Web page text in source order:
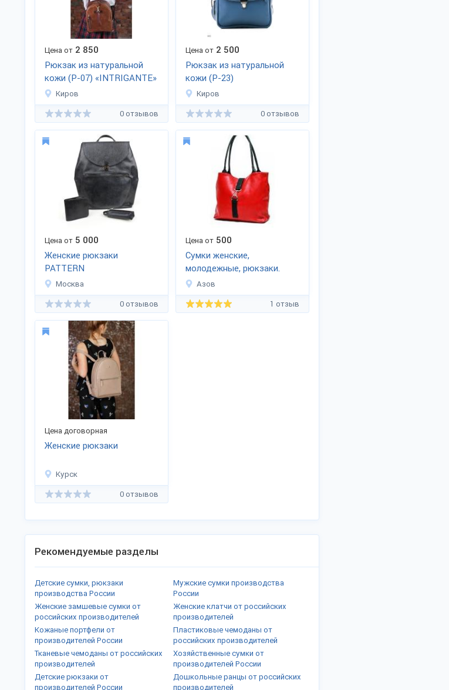
Цена от 2 850
Рюкзак из натуральной
кожи (Р-07) «INTRIGANTE»
Киров
0 отзывов
Цена от 2 500
Рюкзак из натуральной
кожи (Р-23)
Киров
0 отзывов
Цена от 5 000
Женские рюкзаки
PATTERN
Москва
0 отзывов
Цена от 500
Сумки женские,
молодежные, рюкзаки.
Азов
1 отзыв
Цена договорная
Женские рюкзаки
Курск
0 отзывов
Рекомендуемые разделы
Детские сумки, рюкзаки
производства России
Мужские сумки производства
России
Женские замшевые сумки от
российских производителей
Женские клатчи от российских
производителей
Кожаные портфели от
производителей России
Пластиковые чемоданы от
российских производителей
Тканевые чемоданы от российских
производителей
Хозяйственные сумки от
производителей России
Детские рюкзаки от
производителей России
Дошкольные ранцы от российских
производителей